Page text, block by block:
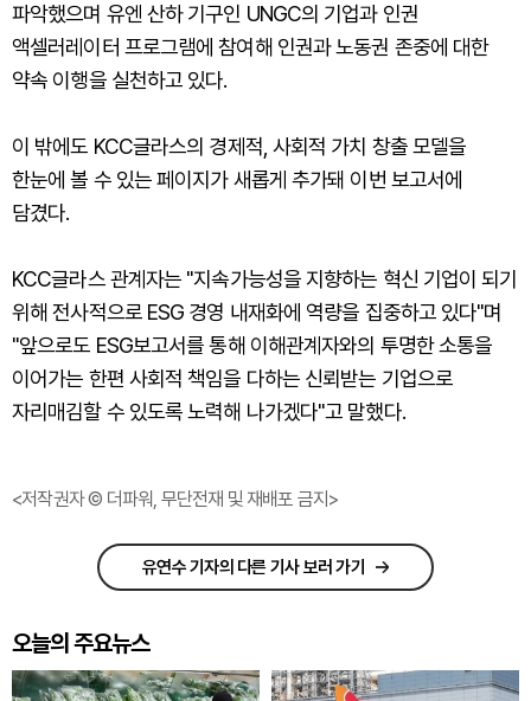
파악했으며 유엔 산하 기구인 UNGC의 기업과 인권
액셀러레이터 프로그램에 참여해 인권과 노동권 존중에 대한
약속 이행을 실천하고 있다.
이 밖에도 KCC글라스의 경제적, 사회적 가치 창출 모델을
한눈에 볼 수 있는 페이지가 새롭게 추가돼 이번 보고서에
담겼다.
KCC글라스 관계자는 "지속가능성을 지향하는 혁신 기업이 되기
위해 전사적으로 ESG 경영 내재화에 역량을 집중하고 있다"며
"앞으로도 ESG보고서를 통해 이해관계자와의 투명한 소통을
이어가는 한편 사회적 책임을 다하는 신뢰받는 기업으로
자리매김할 수 있도록 노력해 나가겠다"고 말했다.
<저작권자 © 더파워, 무단전재 및 재배포 금지>
유연수 기자의 다른 기사 보러 가기
오늘의 주요뉴스